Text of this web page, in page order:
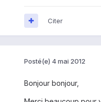
Citer
Posté(e) 4 mai 2012
Bonjour bonjour,